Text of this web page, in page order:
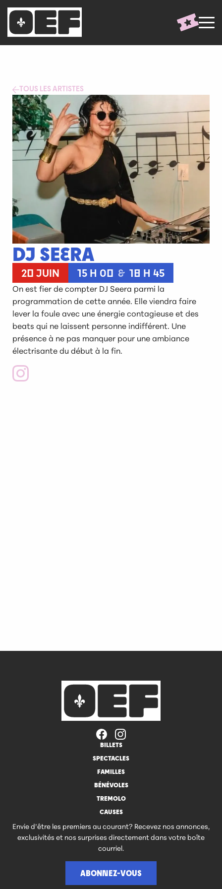
TOUS LES ARTISTES
DJ SEERA
20 JUIN 15 H 00 & 18 H 45
On est fier de compter DJ Seera parmi la
programmation de cette année. Elle viendra faire
lever la foule avec une énergie contagieuse et des
beats qui ne laissent personne indifférent. Une
présence à ne pas manquer pour une ambiance
électrisante du début à la fin.
BILLETS
SPECTACLES
FAMILLES
BÉNÉVOLES
TREMOLO
CAUSES
Envie d’être les premiers au courant? Recevez nos annonces,
exclusivités et nos surprises directement dans votre boîte
courriel.
ABONNEZ-VOUS